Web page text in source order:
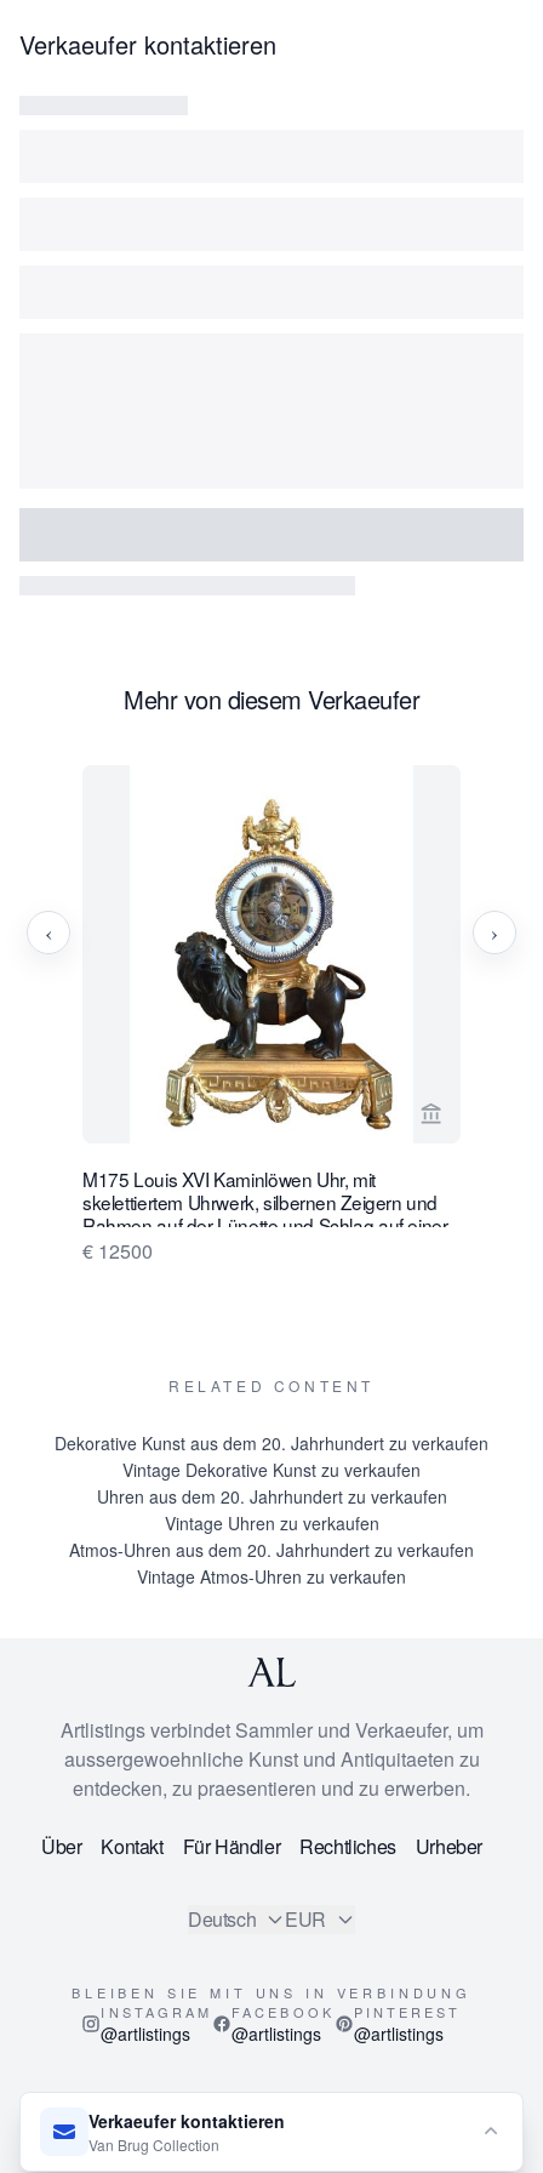
Verkaeufer kontaktieren
Van Brug Collection
Verkaeufer kontaktieren
Mehr von diesem Verkaeufer
M175 Louis XVI Kaminlöwen Uhr, mit
skelettiertem Uhrwerk, silbernen Zeigern und
Rahmen auf der Lünette und Schlag auf einer
silbernen Glocke
€ 12500
‹ ›
RELATED CONTENT
Dekorative Kunst aus dem 20. Jahrhundert zu verkaufen
Vintage Dekorative Kunst zu verkaufen
Uhren aus dem 20. Jahrhundert zu verkaufen
Vintage Uhren zu verkaufen
Atmos-Uhren aus dem 20. Jahrhundert zu verkaufen
Vintage Atmos-Uhren zu verkaufen
Artlistings verbindet Sammler und Verkaeufer, um
aussergewoehnliche Kunst und Antiquitaeten zu
entdecken, zu praesentieren und zu erwerben.
Über Kontakt Für Händler Rechtliches Urheber
Deutsch EUR
BLEIBEN SIE MIT UNS IN VERBINDUNG
INSTAGRAM
@artlistings
FACEBOOK
@artlistings
PINTEREST
@artlistings
© 2026ArtListings™. All Rights Reserved.
This site is protected by reCAPTCHA and the Google
Privacy
Policyand